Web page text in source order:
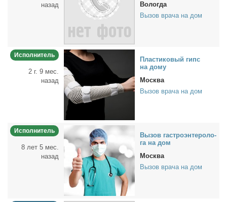
назад
Вологда
Вызов врача на дом
Исполнитель
2 г. 9 мес.
назад
Пла­сти­ко­вый гипс
на до­му
Москва
Вызов врача на дом
Исполнитель
8 лет 5 мес.
назад
Вы­зов га­стро­эн­те­ро­ло­
га на дом
Москва
Вызов врача на дом